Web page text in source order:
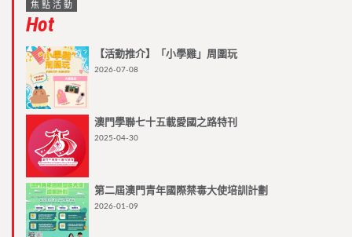
焦點活動
Hot
【活動推介】「小學雞」周圍玩
2026-07-08
澳門學聯七十五載愛國之路特刊
2025-04-30
第二屆澳門青年國際禁毒大使培訓計劃
2026-01-09